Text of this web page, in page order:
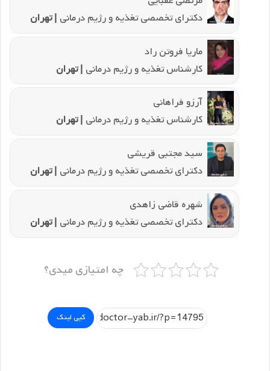
دکترای تخصصی تغذیه و رژیم درمانی | تهران
ماریا فروتن راد
کارشناس تغذیه و رژیم درمانی | تهران
آرزو فراهانی
کارشناس تغذیه و رژیم درمانی | تهران
سید مجتبی قریشی
دکترای تخصصی تغذیه و رژیم درمانی | تهران
شهره قاضی زاهدی
دکترای تخصصی تغذیه و رژیم درمانی | تهران
چه امتیازی میدی؟
کپی لینک